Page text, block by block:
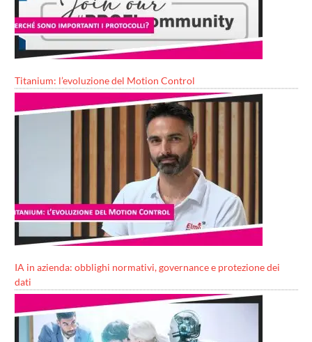
Titanium: l’evoluzione del Motion Control
IA in azienda: obblighi normativi, governance e protezione dei
dati